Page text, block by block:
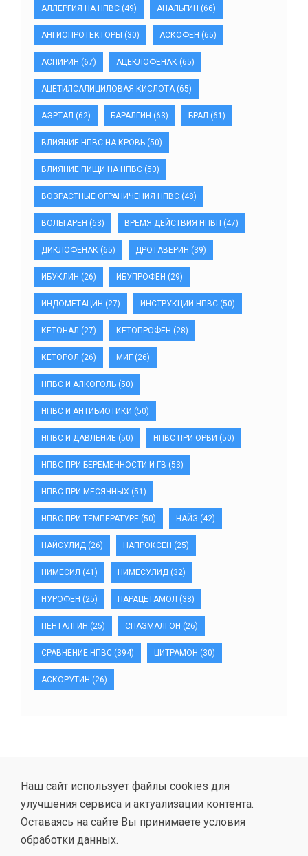
АЛЛЕРГИЯ НА НПВС (49) АНАЛЬГИН (66)
АНГИОПРОТЕКТОРЫ (30) АСКОФЕН (65)
АСПИРИН (67) АЦЕКЛОФЕНАК (65)
АЦЕТИЛСАЛИЦИЛОВАЯ КИСЛОТА(65)
АЭРТАЛ (62) БАРАЛГИН (63) БРАЛ (61)
ВЛИЯНИЕ НПВС НА КРОВЬ (50)
ВЛИЯНИЕ ПИЩИ НА НПВС (50)
ВОЗРАСТНЫЕ ОГРАНИЧЕНИЯ НПВС (48)
ВОЛЬТАРЕН (63) ВРЕМЯ ДЕЙСТВИЯ НПВП (47)
ДИКЛОФЕНАК (65) ДРОТАВЕРИН (39)
ИБУКЛИН (26) ИБУПРОФЕН (29)
ИНДОМЕТАЦИН (27) ИНСТРУКЦИИ НПВС (50)
КЕТОНАЛ (27) КЕТОПРОФЕН (28)
КЕТОРОЛ (26) МИГ (26)
НПВС И АЛКОГОЛЬ (50)
НПВС И АНТИБИОТИКИ (50)
НПВС И ДАВЛЕНИЕ (50) НПВС ПРИ ОРВИ (50)
НПВС ПРИ БЕРЕМЕННОСТИ И ГВ (53)
НПВС ПРИ МЕСЯЧНЫХ (51)
НПВС ПРИ ТЕМПЕРАТУРЕ (50) НАЙЗ (42)
НАЙСУЛИД (26) НАПРОКСЕН (25)
НИМЕСИЛ (41) НИМЕСУЛИД (32)
НУРОФЕН (25) ПАРАЦЕТАМОЛ (38)
ПЕНТАЛГИН (25) СПАЗМАЛГОН (26)
СРАВНЕНИЕ НПВС (394) ЦИТРАМОН (30)
АСКОРУТИН (26)
Наш сайт использует файлы cookies для
улучшения сервиса и актуализации контента.
Оставаясь на сайте Вы принимаете условия
обработки данных.